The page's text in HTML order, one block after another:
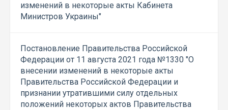
изменений в некоторые акты Кабинета
Министров Украины"
Постановление Правительства Российской
Федерации от 11 августа 2021 года №1330 "О
внесении изменений в некоторые акты
Правительства Российской Федерации и
признании утратившими силу отдельных
положений некоторых актов Правительства